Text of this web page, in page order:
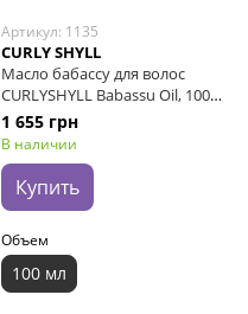
Артикул: 1135
CURLY SHYLL
Масло бабассу для волос
CURLYSHYLL Babassu Oil, 100
мл
1 655 грн
В наличии
Купить
Объем
100 мл